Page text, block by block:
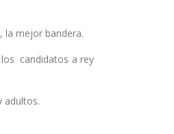
la mejor bandera.
candidatos a rey
adultos.